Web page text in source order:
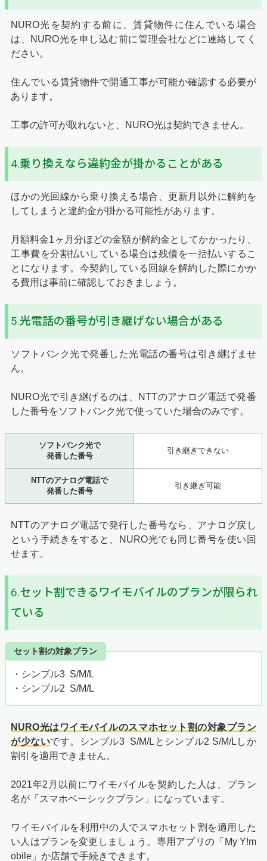
NURO光を契約する前に、賃貸物件に住んでいる場合
は、NURO光を申し込む前に管理会社などに連絡してく
ださい。
住んでいる賃貸物件で開通工事が可能か確認する必要が
あります。
工事の許可が取れないと、NURO光は契約できません。
4.乗り換えなら違約金が掛かることがある
ほかの光回線から乗り換える場合、更新月以外に解約を
してしまうと違約金が掛かる可能性があります。
月額料金1ヶ月分ほどの金額が解約金としてかかったり、
工事費を分割払いしている場合は残債を一括払いするこ
とになります。今契約している回線を解約した際にかか
る費用は事前に確認しておきましょう。
5.光電話の番号が引き継げない場合がある
ソフトバンク光で発番した光電話の番号は引き継げませ
ん。
NURO光で引き継げるのは、NTTのアナログ電話で発番
した番号をソフトバンク光で使っていた場合のみです。
ソフトバンク光で
発番した番号
引き継ぎできない
NTTのアナログ電話で
発番した番号
引き継ぎ可能
NTTのアナログ電話で発行した番号なら、アナログ戻し
という手続きをすると、NURO光でも同じ番号を使い回
せます。
6.セット割できるワイモバイルのプランが限られ
ている
セット割の対象プラン
・シンプル3 S/M/L
・シンプル2 S/M/L
NURO光はワイモバイルのスマホセット割の対象プラン
が少ないです。シンプル3 S/M/Lとシンプル2 S/M/Lしか
割引を適用できません。
2021年2月以前にワイモバイルを契約した人は、プラン
名が「スマホベーシックプラン」になっています。
ワイモバイルを利用中の人でスマホセット割を適用した
い人はプランを変更しましょう。専用アプリの「My Y!m
obile」か店舗で手続きできます。